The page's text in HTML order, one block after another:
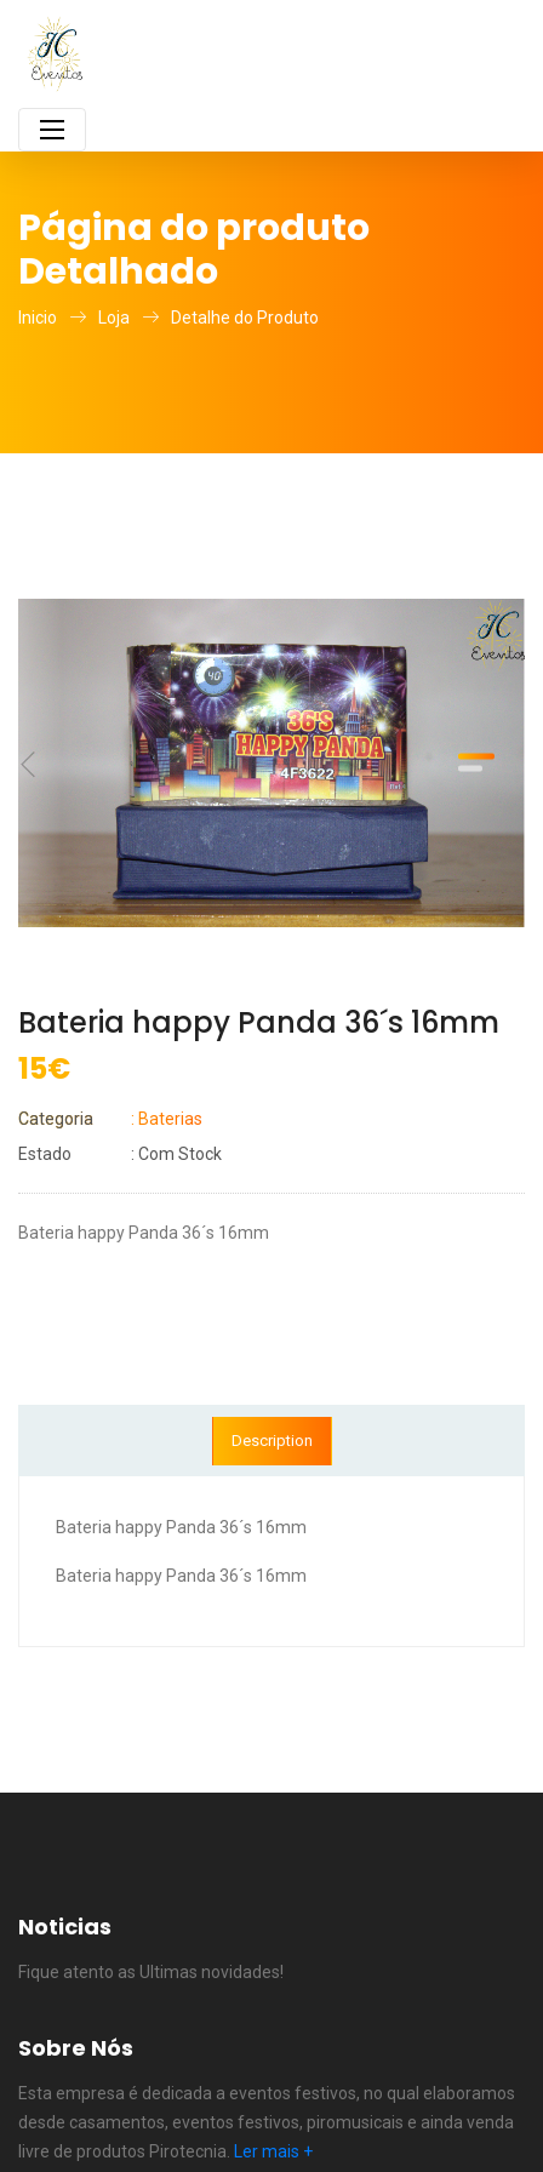
Página do produto
Detalhado
Inicio Loja Detalhe do Produto
Bateria happy Panda 36´s 16mm
15€
Categoria
: Baterias
Estado
: Com Stock
Bateria happy Panda 36´s 16mm
Description
Bateria happy Panda 36´s 16mm
Bateria happy Panda 36´s 16mm
Noticias
Fique atento as Ultimas novidades!
Sobre Nós
Esta empresa é dedicada a eventos festivos, no qual elaboramos
desde casamentos, eventos festivos, piromusicais e ainda venda
livre de produtos Pirotecnia. Ler mais +